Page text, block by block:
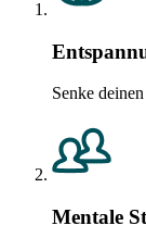
Senke
Mentale